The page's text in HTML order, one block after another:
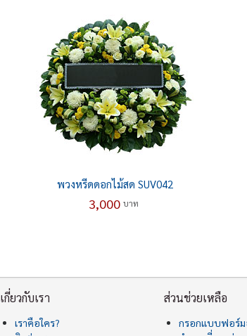
พวงหรีดดอกไม้สด SUV042
3,000 บาท
เกี่ยวกับเรา
เราคือใคร?
ส่วนช่วยเหลือ
กรอกแบบฟอร์